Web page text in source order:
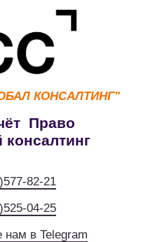
КОНСАЛТИНГ"
Право
82-21
04-25
в Telegram